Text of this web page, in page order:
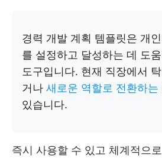
경력 개발 계획 템플릿은 개
를 설정하고 달성하는 데 도
도구입니다. 현재 직장에서
거나 새로운 역할로 전환하는
있습니다.
즉시 사용할 수 있고 체계적으